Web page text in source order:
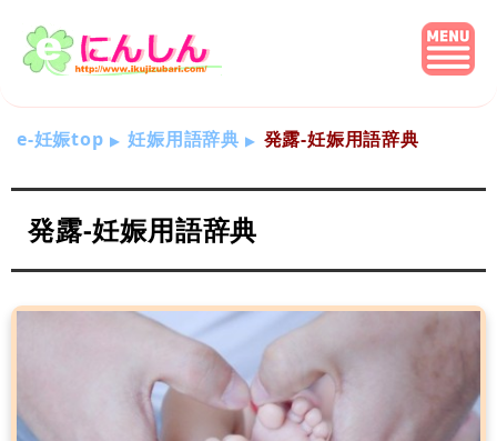
e-妊娠top 妊娠用語辞典 発露-妊娠用語辞典
発露-妊娠用語辞典